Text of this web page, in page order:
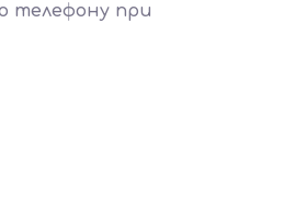
телефону при